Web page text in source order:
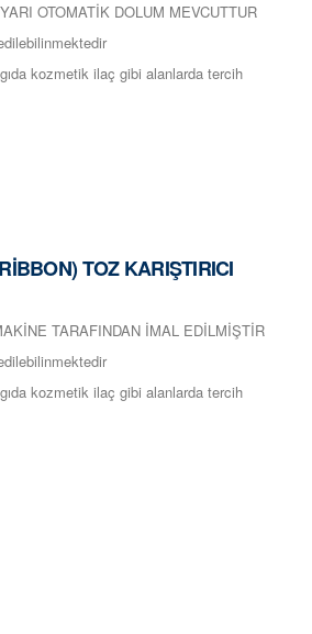
OTOMATİK DOLUM MEVCUTTUR
kozmetik ilaç gibi alanlarda tercih
TOZ KARIŞTIRICI
TARAFINDAN İMAL EDİLMİŞTİR
kozmetik ilaç gibi alanlarda tercih